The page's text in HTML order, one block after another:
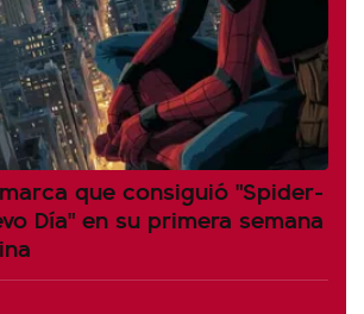
que consiguió "Spider-
Día" en su primera semana